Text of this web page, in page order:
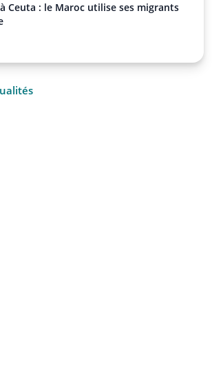
Ceuta : le Maroc utilise ses migrants